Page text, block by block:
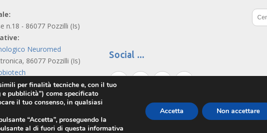
n.18 - 86077 Pozzilli (Is)
Neuromed
86077 Pozzilli (Is)
81100 Caserta
Social
Via Atinense n.18 - 86077 Pozzilli (IS) |
per finalità tecniche e, con il tuo
pubblicità”) come specificato
il tuo consenso, in qualsiasi
“Accetta”, proseguendo la
al di fuori di questa informativa
Accetta Non accettare